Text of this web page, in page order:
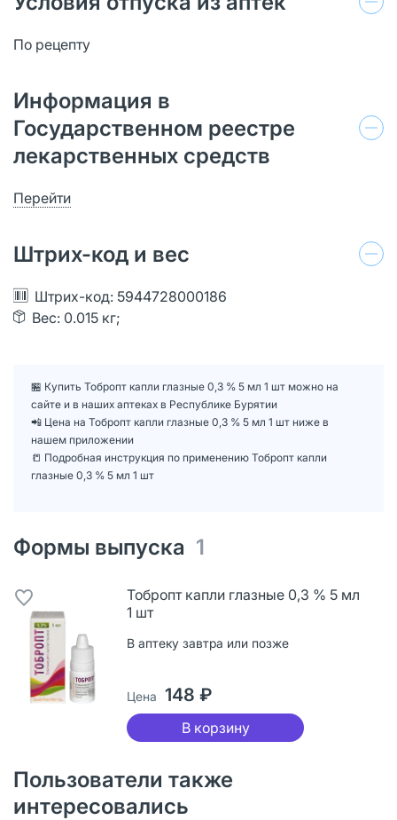
По рецепту
Информация в
Государственном реестре
лекарственных средств
Перейти
Штрих-код и вес
Штрих-код: 5944728000186
Вес: 0.015 кг;
🏪 Купить Тобропт капли глазные 0,3 % 5 мл 1 шт можно на
сайте и в наших аптеках в Республике Бурятии
📲 Цена на Тобропт капли глазные 0,3 % 5 мл 1 шт ниже в
нашем приложении
📒 Подробная инструкция по применению Тобропт капли
глазные 0,3 % 5 мл 1 шт
Формы выпуска 1
Тобропт капли глазные 0,3 % 5 мл
1 шт
В аптеку завтра или позже
Цена 148 ₽
В корзину
Пользователи также
интересовались